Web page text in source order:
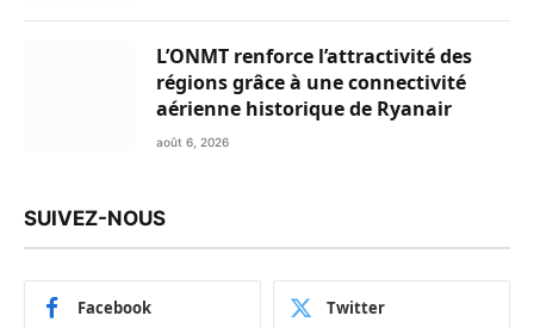
L’ONMT renforce l’attractivité des
régions grâce à une connectivité
aérienne historique de Ryanair
août 6, 2026
SUIVEZ-NOUS
Facebook Twitter